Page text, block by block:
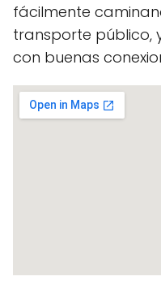
fácilmente
transporte público,
con buenas